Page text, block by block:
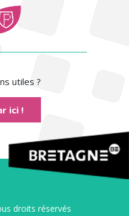
utiles ?
ici !
droits réservés